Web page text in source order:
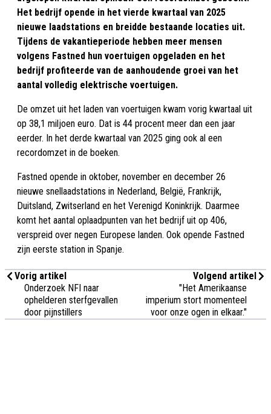
Het bedrijf opende in het vierde kwartaal van 2025
nieuwe laadstations en breidde bestaande locaties uit.
Tijdens de vakantieperiode hebben meer mensen
volgens Fastned hun voertuigen opgeladen en het
bedrijf profiteerde van de aanhoudende groei van het
aantal volledig elektrische voertuigen.
De omzet uit het laden van voertuigen kwam vorig kwartaal uit
op 38,1 miljoen euro. Dat is 44 procent meer dan een jaar
eerder. In het derde kwartaal van 2025 ging ook al een
recordomzet in de boeken.
Fastned opende in oktober, november en december 26
nieuwe snellaadstations in Nederland, België, Frankrijk,
Duitsland, Zwitserland en het Verenigd Koninkrijk. Daarmee
komt het aantal oplaadpunten van het bedrijf uit op 406,
verspreid over negen Europese landen. Ook opende Fastned
zijn eerste station in Spanje.
Vorig artikel
Onderzoek NFI naar
ophelderen sterfgevallen
door pijnstillers
Volgend artikel
"Het Amerikaanse
imperium stort momenteel
voor onze ogen in elkaar."